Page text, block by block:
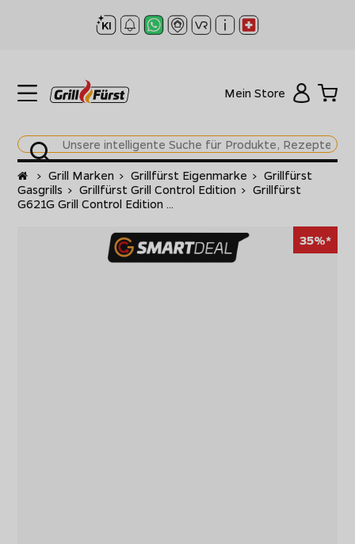
Mein Store
Startseite
> Grill Marken > Grillfürst Eigenmarke > Grillfürst
Gasgrills > Grillfürst Grill Control Edition > Grillfürst
G621G Grill Control Edition ...
35%*